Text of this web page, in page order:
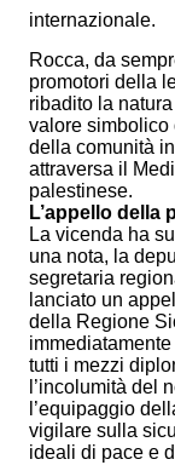
internazionale.
Rocca, da
promotori della
ribadito la
valore simbolico
della comunità
attraversa il
palestinese.
L’appello della
La vicenda ha
una nota, la
segretaria
lanciato un
della Regione
tutti i mezzi
l’incolumità del
l’equipaggio
vigilare sulla
ideali di pace e